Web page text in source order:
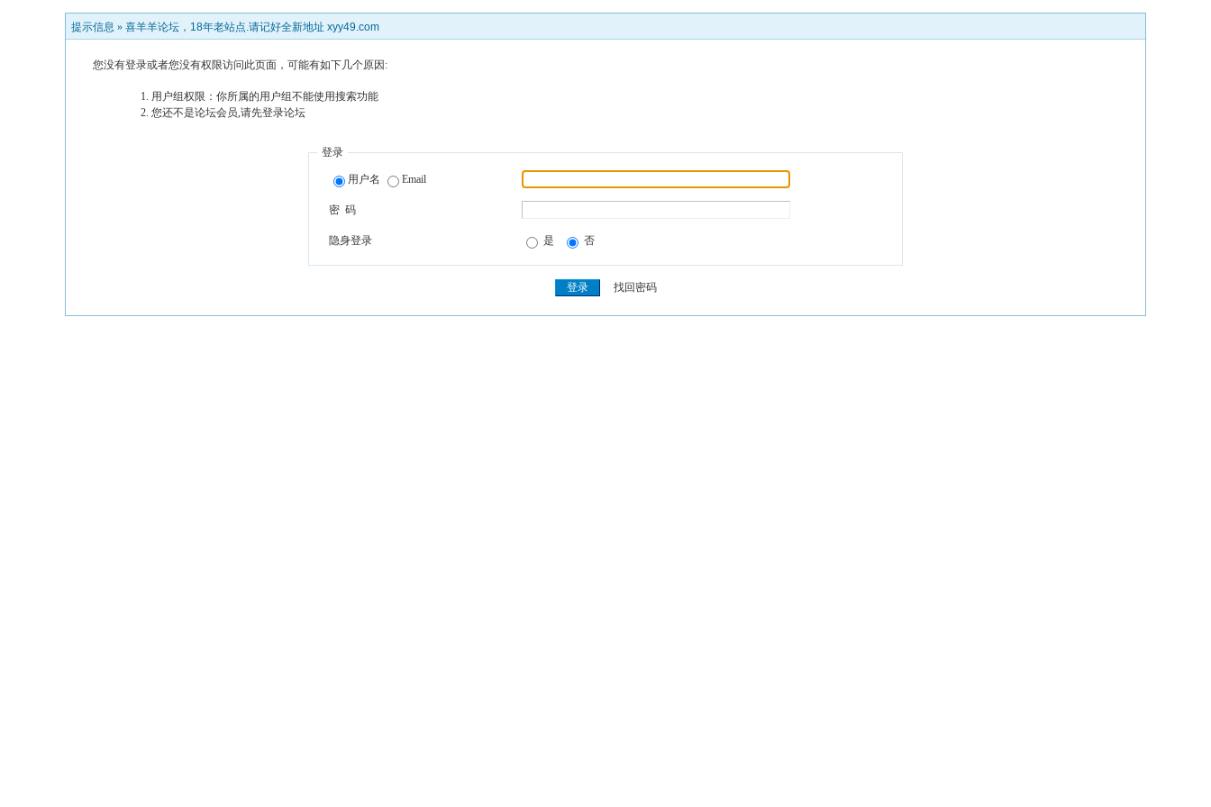
提示信息 » 喜羊羊论坛，18年老站点.请记好全新地址 xyy49.com
您没有登录或者您没有权限访问此页面，可能有如下几个原因:
用户组权限：你所属的用户组不能使用搜索功能
您还不是论坛会员,请先登录论坛
登录
用户名 Email
密 码
隐身登录 是 否
找回密码